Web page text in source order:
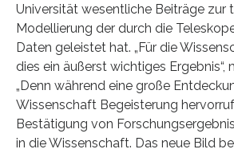
Universität wesentliche Beiträge zur
Modellierung der durch die
Daten geleistet hat. „Für die
dies ein äußerst wichtiges Ergebnis“,
„Denn während eine große
Wissenschaft Begeisterung
Bestätigung von
in die Wissenschaft. Das neue Bild